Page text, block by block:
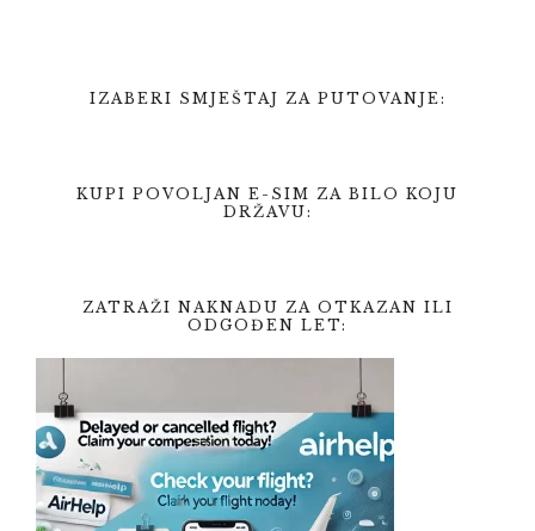
IZABERI SMJEŠTAJ ZA PUTOVANJE:
KUPI POVOLJAN E-SIM ZA BILO KOJU
DRŽAVU:
ZATRAŽI NAKNADU ZA OTKAZAN ILI
ODGOĐEN LET: